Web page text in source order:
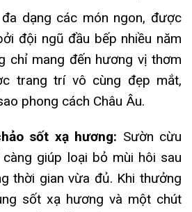
dạng các món ngon, được
đội ngũ đầu bếp nhiều năm
chỉ mang đến hương vị thơm
trang trí vô cùng đẹp mắt,
phong cách Châu Âu.
sốt xạ hương: Sườn cừu
giúp loại bỏ mùi hôi sau
thời gian vừa đủ. Khi thưởng
sốt xạ hương và một chút